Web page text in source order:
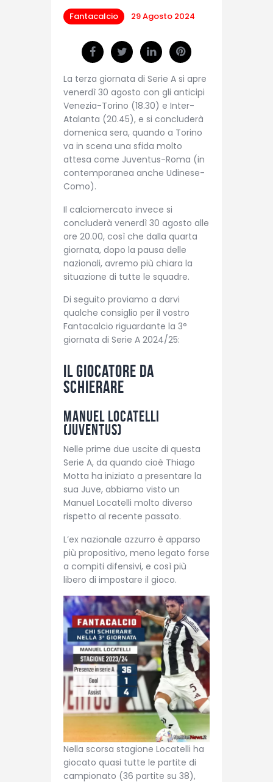
Fantacalcio 29 Agosto 2024
La terza giornata di Serie A si apre
venerdì 30 agosto con gli anticipi
Venezia-Torino (18.30) e Inter-
Atalanta (20.45), e si concluderà
domenica sera, quando a Torino
va in scena una sfida molto
attesa come Juventus-Roma (in
contemporanea anche Udinese-
Como).
Il calciomercato invece si
concluderà venerdì 30 agosto alle
ore 20.00, così che dalla quarta
giornata, dopo la pausa delle
nazionali, avremo più chiara la
situazione di tutte le squadre.
Di seguito proviamo a darvi
qualche consiglio per il vostro
Fantacalcio riguardante la 3°
giornata di Serie A 2024/25:
Il giocatore da
schierare
Manuel Locatelli
(Juventus)
Nelle prime due uscite di questa
Serie A, da quando cioè Thiago
Motta ha iniziato a presentare la
sua Juve, abbiamo visto un
Manuel Locatelli molto diverso
rispetto al recente passato.
L’ex nazionale azzurro è apparso
più propositivo, meno legato forse
a compiti difensivi, e così più
libero di impostare il gioco.
Nella scorsa stagione Locatelli ha
giocato quasi tutte le partite di
campionato (36 partite su 38),